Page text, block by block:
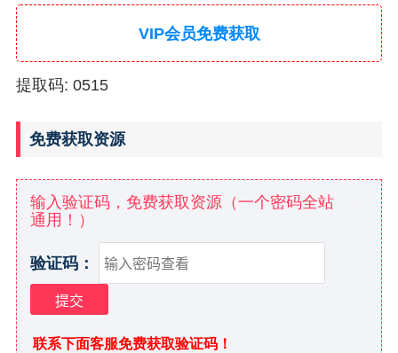
VIP会员免费获取
提取码: 0515
免费获取资源
输入验证码，免费获取资源（一个密码全站
通用！）
验证码：
联系下面客服免费获取验证码！